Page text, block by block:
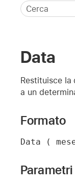
Data
Restituisce la
a un
Formato
Data (
Parametri